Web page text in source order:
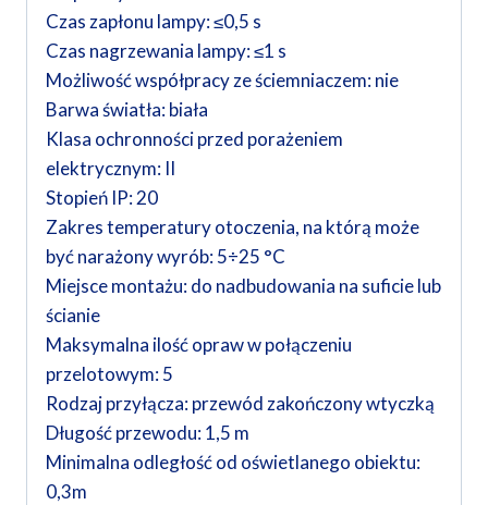
Czas zapłonu lampy: ≤0,5 s
Czas nagrzewania lampy: ≤1 s
Możliwość współpracy ze ściemniaczem: nie
Barwa światła: biała
Klasa ochronności przed porażeniem
elektrycznym: II
Stopień IP: 20
Zakres temperatury otoczenia, na którą może
być narażony wyrób: 5÷25 °C
Miejsce montażu: do nadbudowania na suficie lub
ścianie
Maksymalna ilość opraw w połączeniu
przelotowym: 5
Rodzaj przyłącza: przewód zakończony wtyczką
Długość przewodu: 1,5 m
Minimalna odległość od oświetlanego obiektu:
0,3m